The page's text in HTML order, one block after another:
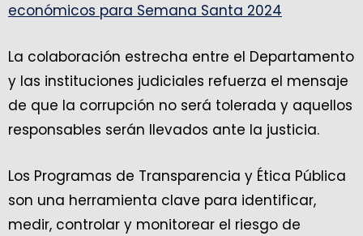
económicos para Semana Santa 2024
La colaboración estrecha entre el Departamento
y las instituciones judiciales refuerza el mensaje
de que la corrupción no será tolerada y aquellos
responsables serán llevados ante la justicia.
Los Programas de Transparencia y Ética Pública
son una herramienta clave para identificar,
medir, controlar y monitorear el riesgo de